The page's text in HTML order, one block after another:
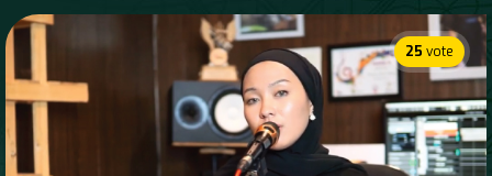
25 vote